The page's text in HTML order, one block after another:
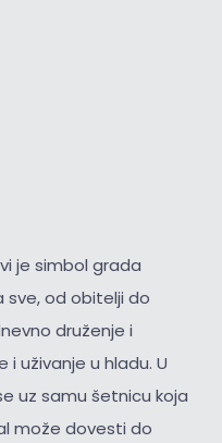
je simbol grada
sve, od obitelji do
druženje i
i uživanje u hladu. U
uz samu šetnicu koja
može dovesti do